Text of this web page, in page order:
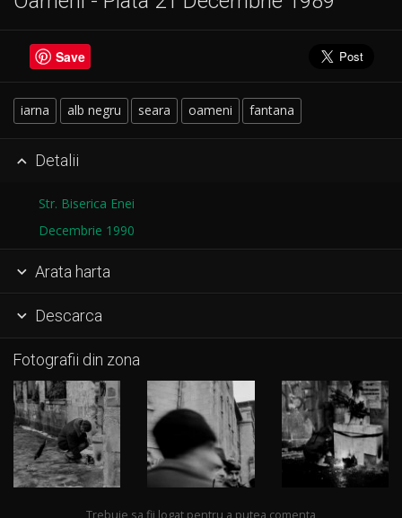
Save
iarna alb negru seara oameni fantana
 Detalii
Str. Biserica Enei
Decembrie 1990
 Arata harta
 Descarca
Fotografii din zona
Trebuie sa fii logat pentru a putea comenta